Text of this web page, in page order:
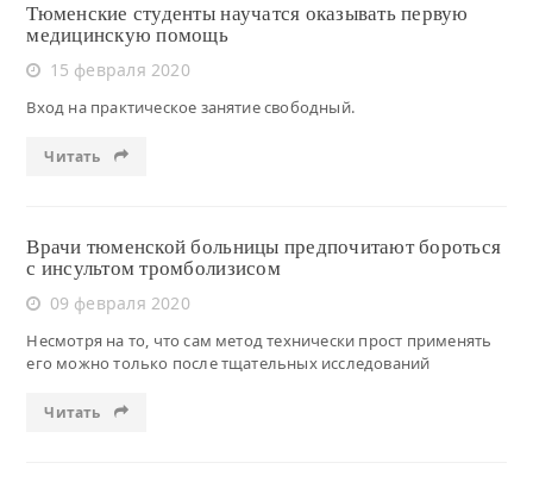
Тюменские студенты научатся оказывать первую
медицинскую помощь
15 февраля 2020
Вход на практическое занятие свободный.
Читать
Врачи тюменской больницы предпочитают бороться
с инсультом тромболизисом
09 февраля 2020
Несмотря на то, что сам метод технически прост применять
его можно только после тщательных исследований
Читать